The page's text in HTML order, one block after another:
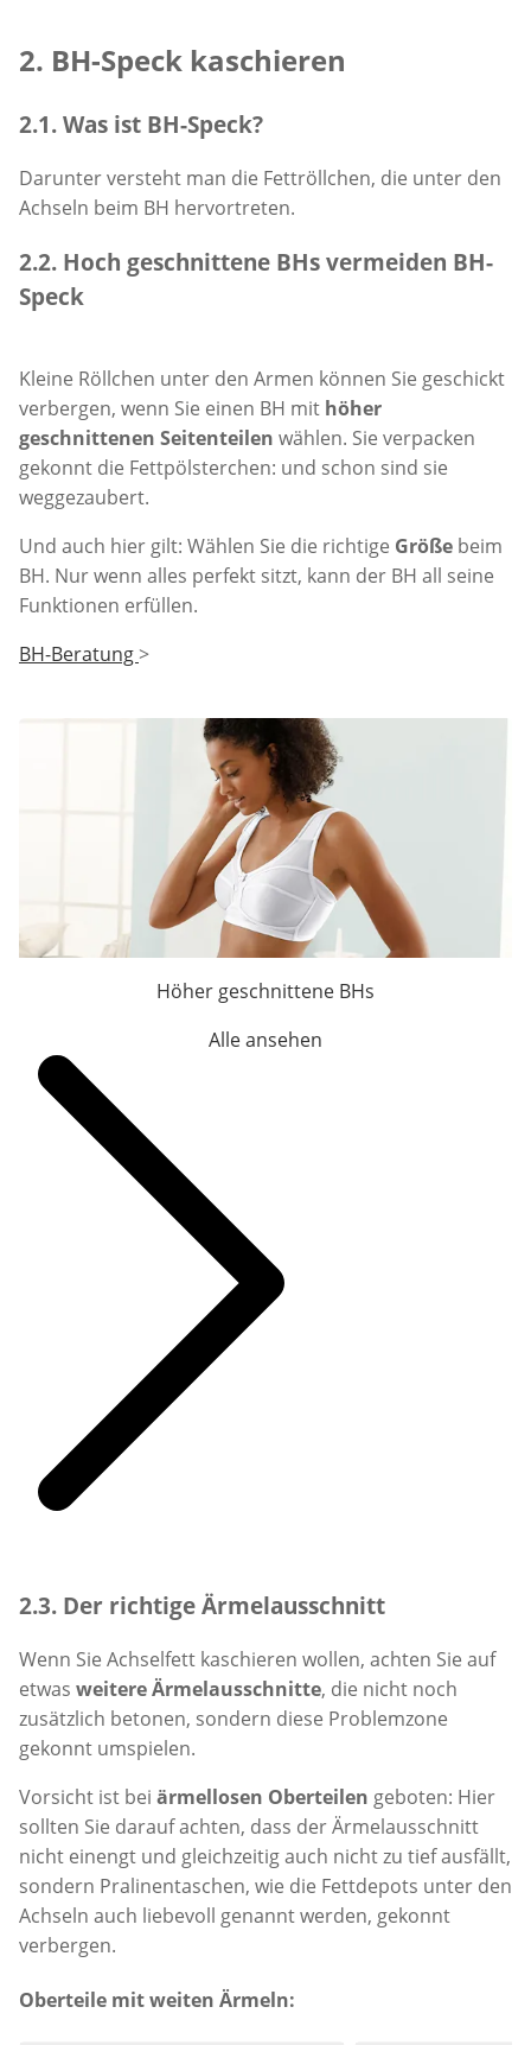
2. BH-Speck kaschieren
2.1. Was ist BH-Speck?
Darunter versteht man die Fettröllchen, die unter den
Achseln beim BH hervortreten.
2.2. Hoch geschnittene BHs vermeiden BH-
Speck
Kleine Röllchen unter den Armen können Sie geschickt
verbergen, wenn Sie einen BH mit höher
geschnittenen Seitenteilen wählen. Sie verpacken
gekonnt die Fettpölsterchen: und schon sind sie
weggezaubert.
Und auch hier gilt: Wählen Sie die richtige Größe beim
BH. Nur wenn alles perfekt sitzt, kann der BH all seine
Funktionen erfüllen.
BH-Beratung>
Höher geschnittene BHs
Alle ansehen
2.3. Der richtige Ärmelausschnitt
Wenn Sie Achselfett kaschieren wollen, achten Sie auf
etwas weitere Ärmelausschnitte, die nicht noch
zusätzlich betonen, sondern diese Problemzone
gekonnt umspielen.
Vorsicht ist bei ärmellosen Oberteilen geboten: Hier
sollten Sie darauf achten, dass der Ärmelausschnitt
nicht einengt und gleichzeitig auch nicht zu tief ausfällt,
sondern Pralinentaschen, wie die Fettdepots unter den
Achseln auch liebevoll genannt werden, gekonnt
verbergen.
Oberteile mit weiten Ärmeln: